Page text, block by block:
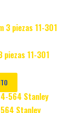
piezas 11-301
Stanley